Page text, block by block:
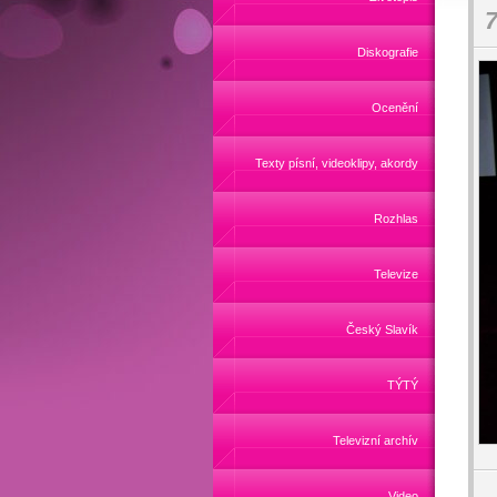
Diskografie
Ocenění
Texty písní, videoklipy, akordy
Rozhlas
Televize
Český Slavík
TÝTÝ
Televizní archív